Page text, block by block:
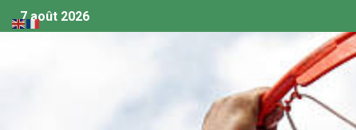
7 août 2026